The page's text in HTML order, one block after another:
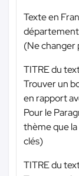
Texte en
département
(Ne changer
TITRE du
Trouver un
en rapport
Pour le
thème que
clés)
TITRE du